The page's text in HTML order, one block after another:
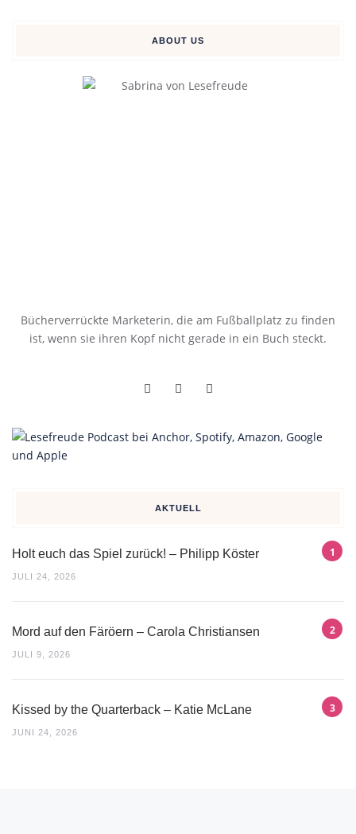
ABOUT US
Bücherverrückte Marketerin, die am Fußballplatz zu finden
ist, wenn sie ihren Kopf nicht gerade in ein Buch steckt.
AKTUELL
Holt euch das Spiel zurück! – Philipp Köster
JULI 24, 2026
Mord auf den Färöern – Carola Christiansen
JULI 9, 2026
Kissed by the Quarterback – Katie McLane
JUNI 24, 2026